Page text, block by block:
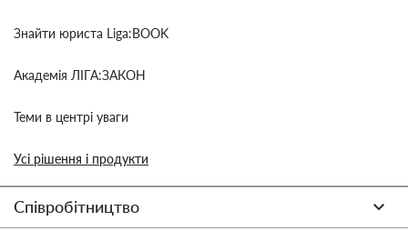
Знайти юриста Liga:BOOK
Академія ЛІГА:ЗАКОН
Теми в центрі уваги
Усі рішення і продукти
Співробітництво